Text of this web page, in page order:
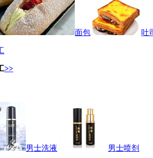
面包 吐
>>
男士洗液
男士喷剂